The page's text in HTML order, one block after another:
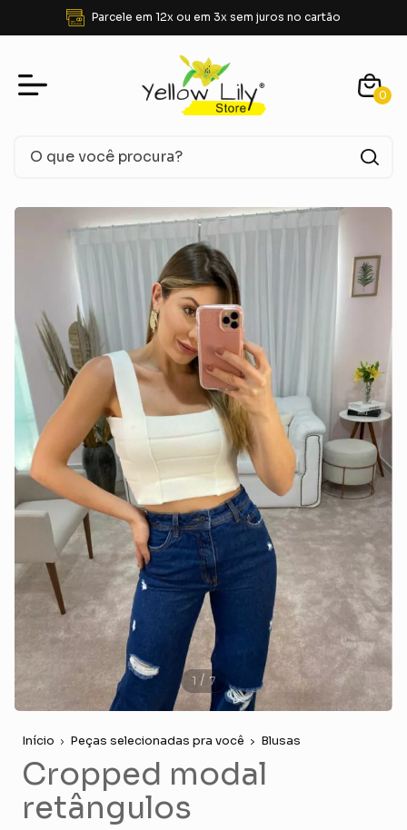
FRETE GRÁTIS para SUDESTE acima
0
1 / 7
Início Peças selecionadas pra você Blusas
Cropped modal
retângulos